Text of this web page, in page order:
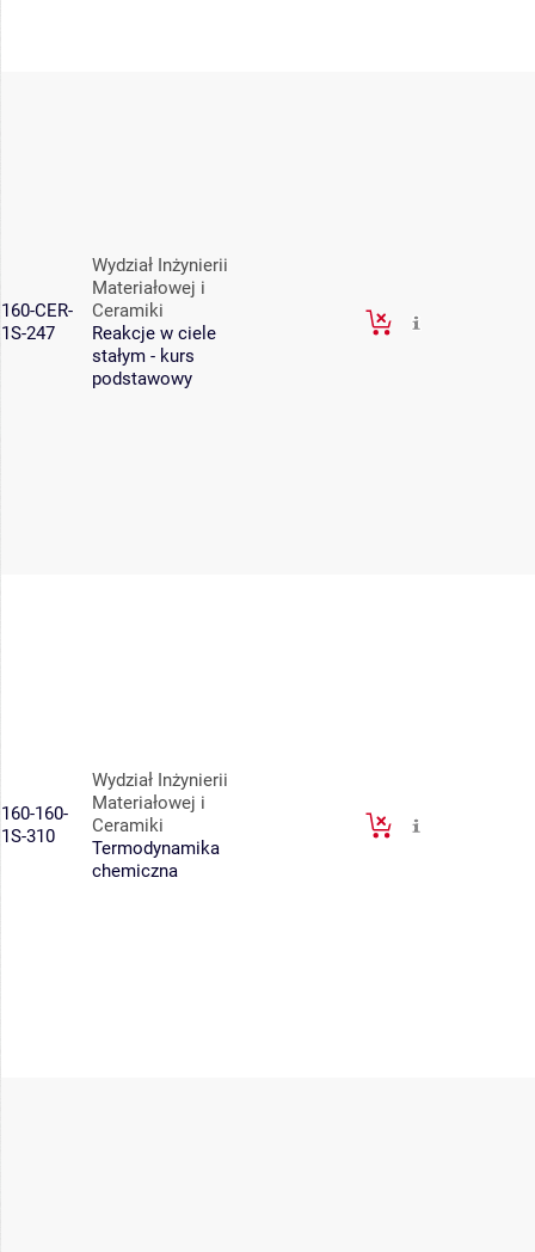
160-CER-
1S-247
Wydział Inżynierii
Materiałowej i
Ceramiki
Reakcje w ciele
stałym - kurs
podstawowy
160-160-
1S-310
Wydział Inżynierii
Materiałowej i
Ceramiki
Termodynamika
chemiczna